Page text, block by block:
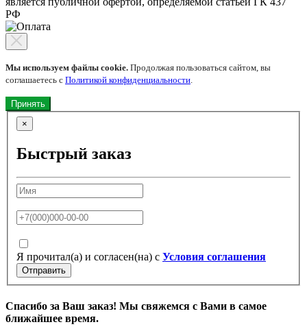
РФ
Мы используем файлы cookie. Продолжая пользоваться сайтом, вы
соглашаетесь с Политикой конфиденциальности.
Принять
×
Быстрый заказ
Я прочитал(а) и согласен(на) с Условия соглашения
Отправить
Спасибо за Ваш заказ! Мы свяжемся с Вами в самое
ближайшее время.